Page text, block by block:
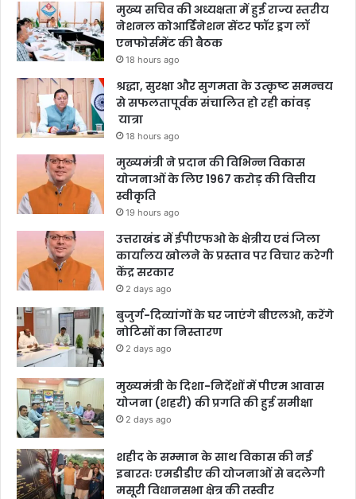
मुख्य सचिव की अध्यक्षता में हुई राज्य स्तरीय
नेशनल कोआर्डिनेशन सेंटर फॉर ड्रग लॉ
एनफोर्समेंट की बैठक
18 hours ago
श्रद्धा, सुरक्षा और सुगमता के उत्कृष्ट समन्वय
से सफलतापूर्वक संचालित हो रही कांवड़
यात्रा
18 hours ago
मुख्यमंत्री ने प्रदान की विभिन्न विकास
योजनाओं के लिए 1967 करोड़ की वित्तीय
स्वीकृति
19 hours ago
उत्तराखंड में ईपीएफओ के क्षेत्रीय एवं जिला
कार्यालय खोलने के प्रस्ताव पर विचार करेगी
केंद्र सरकार
2 days ago
बुजुर्ग-दिव्यांगों के घर जाएंगे बीएलओ, करेंगे
नोटिसों का निस्तारण
2 days ago
मुख्यमंत्री के दिशा-निर्देशों में पीएम आवास
योजना (शहरी) की प्रगति की हुई समीक्षा
2 days ago
शहीद के सम्मान के साथ विकास की नई
इबारतः एमडीडीए की योजनाओं से बदलेगी
मसूरी विधानसभा क्षेत्र की तस्वीर